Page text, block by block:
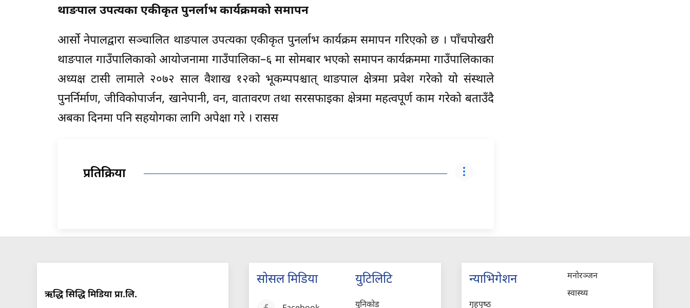
थाङपाल उपत्यका एकीकृत पुनर्लाभ कार्यक्रमको समापन
आर्सो नेपालद्वारा सञ्चालित थाङपाल उपत्यका एकीकृत पुनर्लाभ कार्यक्रम समापन गरिएको छ । पाँचपोखरी
थाङपाल गाउँपालिकाको आयोजनामा गाउँपालिका–६ मा सोमबार भएको समापन कार्यक्रममा गाउँपालिकाका
अध्यक्ष टासी लामाले २०७२ साल वैशाख १२को भूकम्पपश्चात् थाङपाल क्षेत्रमा प्रवेश गरेको यो संस्थाले
पुनर्निर्माण, जीविकोपार्जन, खानेपानी, वन, वातावरण तथा सरसफाइका क्षेत्रमा महत्वपूर्ण काम गरेको बताउँदै
अबका दिनमा पनि सहयोगका लागि अपेक्षा गरे । रासस
प्रतिक्रिया
ऋद्धि सिद्धि मिडिया प्रा.लि.
सोसल मिडिया युटिलिटि
युनिकोड
न्याभिगेशन
गृहपृष्‍ठ
मनोरञ्जन
स्वास्थ्य